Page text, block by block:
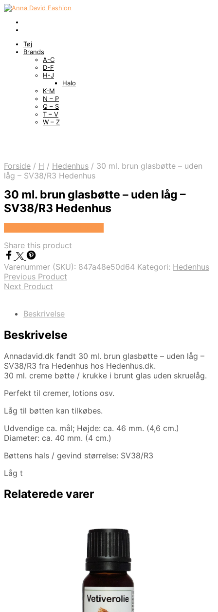
Tøj
Brands
A-C
D-F
H-J
Halo
K-M
N – P
Q – S
T – V
W – Z
Forside / H / Hedenhus / 30 ml. brun glasbøtte – uden
låg – SV38/R3 Hedenhus
30 ml. brun glasbøtte – uden låg –
SV38/R3 Hedenhus
Share this product
Varenummer (SKU): 847a48e50d64 Kategori: Hedenhus
Previous Product
Next Product
Beskrivelse
Beskrivelse
Annadavid.dk fandt 30 ml. brun glasbøtte – uden låg –
SV38/R3 fra Hedenhus hos Hedenhus.dk.
30 ml. creme bøtte / krukke i brunt glas uden skruelåg.
Perfekt til cremer, lotions osv.
Låg til bøtten kan tilkøbes.
Udvendige ca. mål; Højde: ca. 46 mm. (4,6 cm.)
Diameter: ca. 40 mm. (4 cm.)
Bøttens hals / gevind størrelse: SV38/R3
Låg t
Relaterede varer